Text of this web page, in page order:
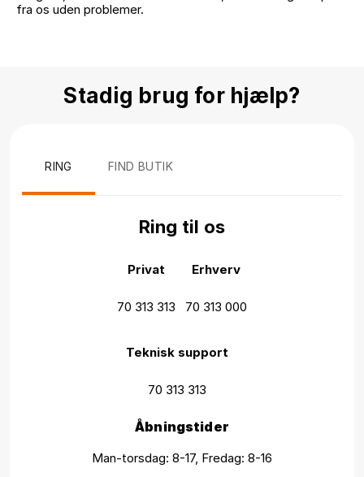
fra os uden problemer.
Stadig brug for hjælp?
RING FIND BUTIK
Ring til os
Privat Erhverv
70 313 313 70 313 000
Teknisk support
70 313 313
Åbningstider
Man-torsdag: 8-17, Fredag: 8-16